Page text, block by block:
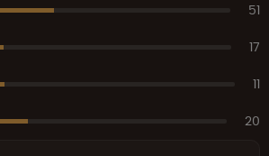
51
17
11
20